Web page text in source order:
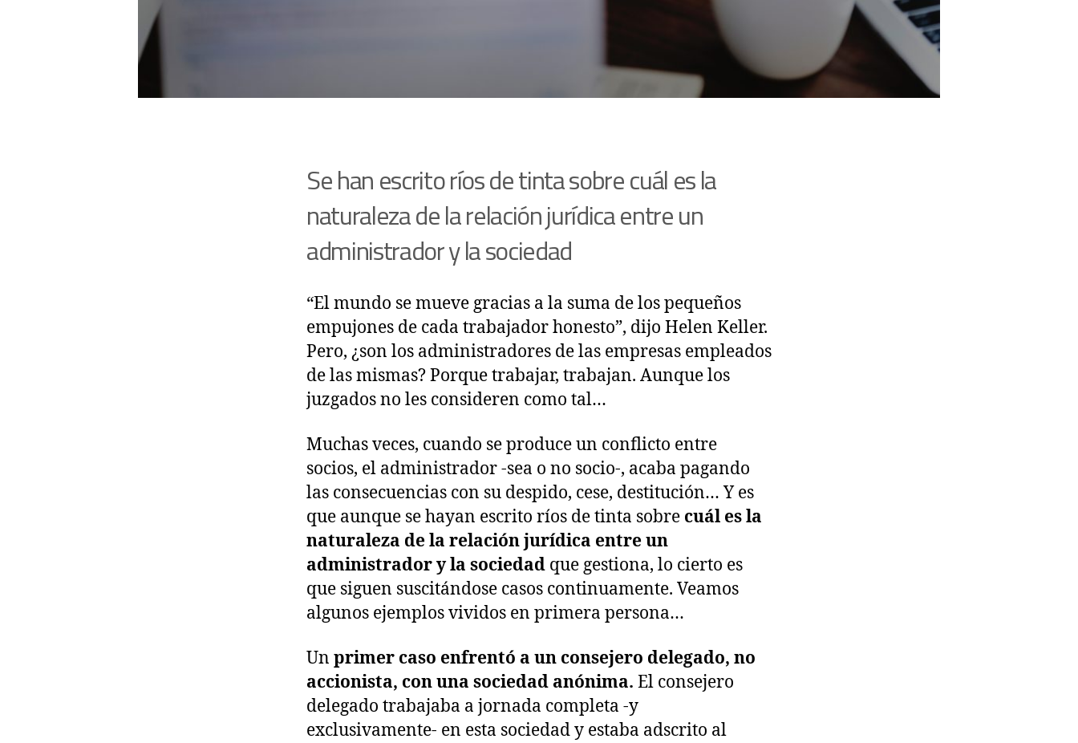
Se han escrito ríos de tinta sobre cuál es la
naturaleza de la relación jurídica entre un
administrador y la sociedad
“El mundo se mueve gracias a la suma de los pequeños
empujones de cada trabajador honesto”, dijo Helen Keller.
Pero, ¿son los administradores de las empresas empleados
de las mismas? Porque trabajar, trabajan. Aunque los
juzgados no les consideren como tal…
Muchas veces, cuando se produce un conflicto entre
socios, el administrador -sea o no socio-, acaba pagando
las consecuencias con su despido, cese, destitución… Y es
que aunque se hayan escrito ríos de tinta sobre cuál es la
naturaleza de la relación jurídica entre un
administrador y la sociedad que gestiona, lo cierto es
que siguen suscitándose casos continuamente. Veamos
algunos ejemplos vividos en primera persona…
Un primer caso enfrentó a un consejero delegado, no
accionista, con una sociedad anónima. El consejero
delegado trabajaba a jornada completa -y
exclusivamente- en esta sociedad y estaba adscrito al